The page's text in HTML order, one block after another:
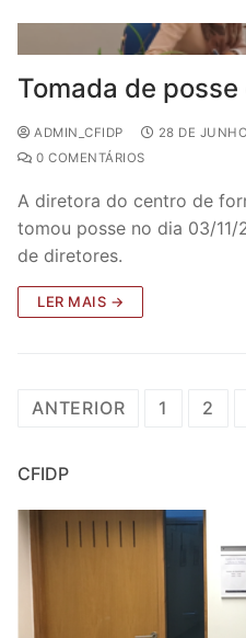
Tomada de
ADMIN_CFIDP 28 DE
0 COMENTÁRIOS
A diretora do centro de
tomou posse no dia 03/
de diretores.
LER MAIS →
ANTERIOR 1 2
CFIDP